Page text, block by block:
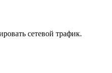
сетевой трафик.